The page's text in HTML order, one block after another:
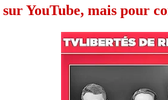
YouTube, mais pour